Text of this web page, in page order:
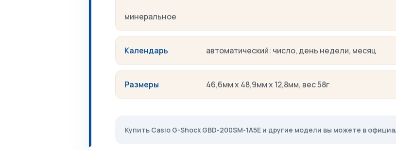
минеральное
Календарь автоматический: число, день недели, месяц
Размеры 46,6мм x 48,9мм x 12,8мм, вес 58г
Купить Casio G-Shock GBD-200SM-1A5E и другие модели вы можете в